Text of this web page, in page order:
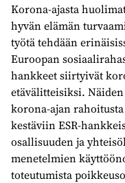
Korona-ajasta
hyvän elämän
työtä tehdään
Euroopan
hankkeet siirtyivät
etävälitteisiksi.
korona-ajan
kestäviin ESR-
osallisuuden ja
menetelmien
toteutumista